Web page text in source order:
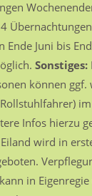
Ende Juni bis
Sonstiges:
können
Infos hierzu
wird in
in